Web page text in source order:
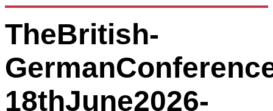
TheBritish-
18thJune2026-